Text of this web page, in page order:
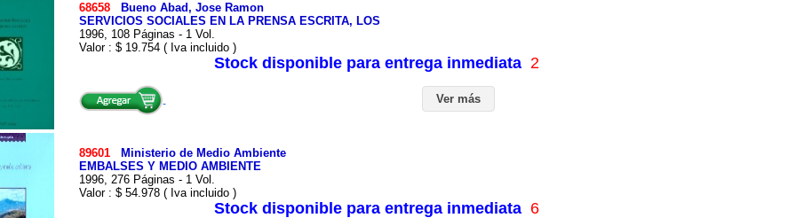
68658
Bueno Abad, Jose Ramon
SERVICIOS SOCIALES EN LA PRENSA ESCRITA, LOS
1996, 108 Páginas - 1 Vol.
Valor : $ 19.754 ( Iva incluido )
Stock disponible para entrega inmediata 2
Ver más
89601
Ministerio de Medio Ambiente
EMBALSES Y MEDIO AMBIENTE
1996, 276 Páginas - 1 Vol.
Valor : $ 54.978 ( Iva incluido )
Stock disponible para entrega inmediata 6